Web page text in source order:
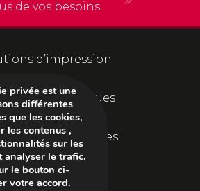
de vos besoins.
d’impression
informatiques
documentaires
L’entreprise
privée est une
différentes
que les cookies,
les contenus ,
sur les
analyser le trafic.
le bouton ci-
votre accord.